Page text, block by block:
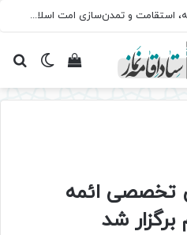
سروده‌ «اربعین»؛ روایت حماسه، استقامت و تمدن‌سازی امت اسلامی
تغییرمشاهده
ائمه
شد